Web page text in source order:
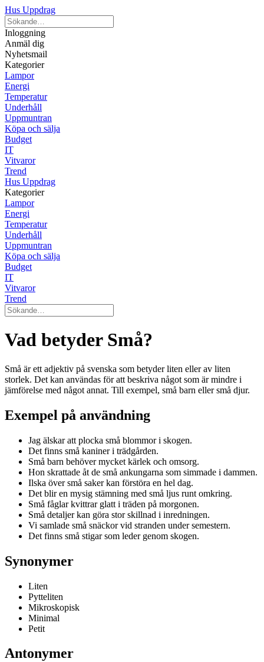
Hus Uppdrag
Inloggning
Anmäl dig
Nyhetsmail
Kategorier
Lampor
Energi
Temperatur
Underhåll
Uppmuntran
Köpa och sälja
Budget
IT
Vitvaror
Trend
Hus Uppdrag
Kategorier
Lampor
Energi
Temperatur
Underhåll
Uppmuntran
Köpa och sälja
Budget
IT
Vitvaror
Trend
Vad betyder Små?
Små är ett adjektiv på svenska som betyder liten eller av liten
storlek. Det kan användas för att beskriva något som är mindre i
jämförelse med något annat. Till exempel, små barn eller små djur.
Exempel på användning
Jag älskar att plocka små blommor i skogen.
Det finns små kaniner i trädgården.
Små barn behöver mycket kärlek och omsorg.
Hon skrattade åt de små ankungarna som simmade i dammen.
Ilska över små saker kan förstöra en hel dag.
Det blir en mysig stämning med små ljus runt omkring.
Små fåglar kvittrar glatt i träden på morgonen.
Små detaljer kan göra stor skillnad i inredningen.
Vi samlade små snäckor vid stranden under semestern.
Det finns små stigar som leder genom skogen.
Synonymer
Liten
Pytteliten
Mikroskopisk
Minimal
Petit
Antonymer